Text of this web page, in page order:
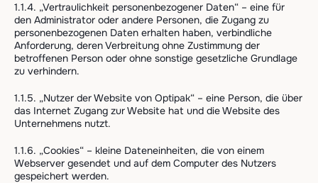
1.1.4. „Vertraulichkeit personenbezogener Daten“ – eine für
den Administrator oder andere Personen, die Zugang zu
personenbezogenen Daten erhalten haben, verbindliche
Anforderung, deren Verbreitung ohne Zustimmung der
betroffenen Person oder ohne sonstige gesetzliche Grundlage
zu verhindern.
1.1.5. „Nutzer der Website von Optipak“ – eine Person, die über
das Internet Zugang zur Website hat und die Website des
Unternehmens nutzt.
1.1.6. „Cookies“ – kleine Dateneinheiten, die von einem
Webserver gesendet und auf dem Computer des Nutzers
gespeichert werden.